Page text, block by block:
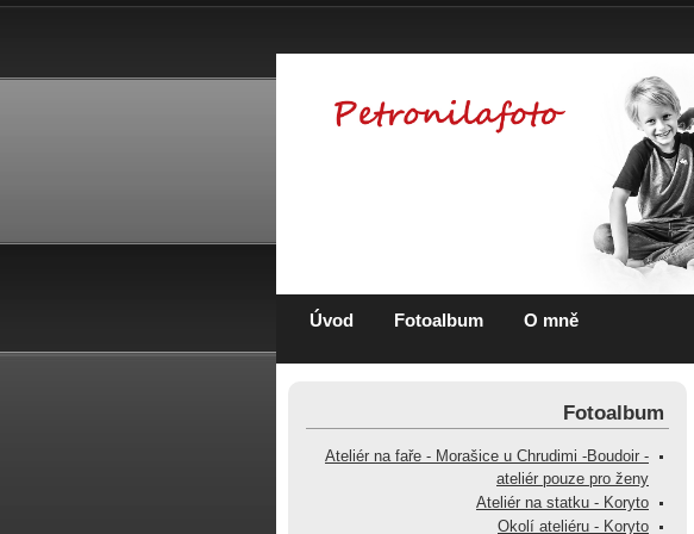
Úvod Fotoalbum O mně
Fotoalbum
Ateliér na faře - Morašice u Chrudimi -Boudoir -
ateliér pouze pro ženy
Ateliér na statku - Koryto
Okolí ateliéru - Koryto